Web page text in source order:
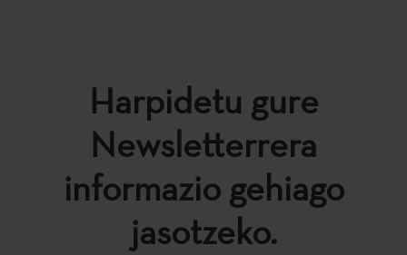
Harpidetu gure
Newsletterrera
informazio gehiago
jasotzeko.